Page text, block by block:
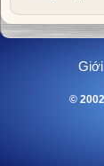
©